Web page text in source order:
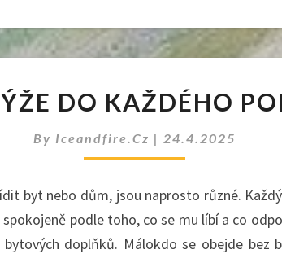
DO
POKOJE
DO KAŽDÉHO
By Iceandfire.cz | 24.4.2025
byt nebo dům, jsou naprosto různé.
podle toho, co se mu líbí a co
doplňků. Málokdo se obejde bez